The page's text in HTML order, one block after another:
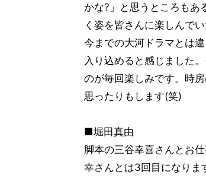
かな?」と思うところもあ
く姿を皆さんに楽しんで
今までの大河ドラマとは
入り込めると感じました
のが毎回楽しみです。時
思ったりもします(笑)
■堀田真由
脚本の三谷幸喜さんとお
幸さんとは3回目になりま